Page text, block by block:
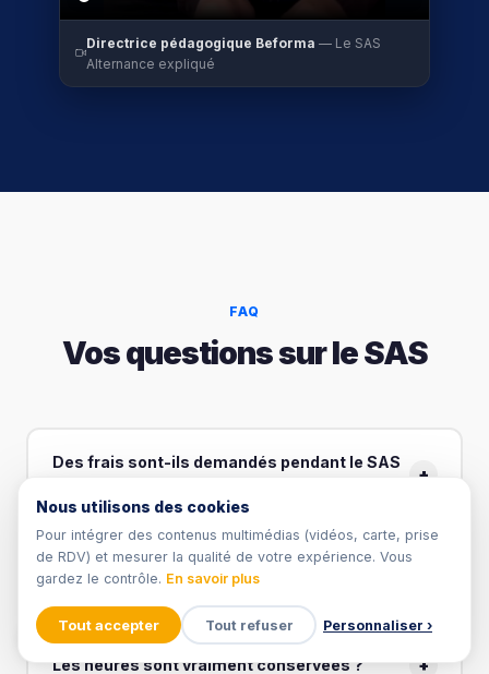
Directrice pédagogique Beforma — Le SAS
Alternance expliqué
FAQ
Vos questions sur le SAS
Des frais sont-ils demandés pendant le SAS
+
Aucun frais n'est demandé au candidat pendant toute
la période SAS (jusqu'à 3 mois). Beforma assure la prise
en charge de votre intégration dans l'attente de la
signature d'un contrat d'apprentissage. Une fois le
contrat signé, la formation est prise en charge par
Quelles formations sont concernées ?
Le SAS est accessible aux formations de niveau Bac+3
(Bachelor et Titre Professionnel) et Bac+5 (MBA)
Les heures sont vraiment conservées ? +
Nous utilisons des cookies
Pour intégrer des contenus multimédias (vidéos, carte, prise
de RDV) et mesurer la qualité de votre expérience. Vous
gardez le contrôle. En savoir plus
Tout accepter Tout refuser Personnaliser ›
🍪